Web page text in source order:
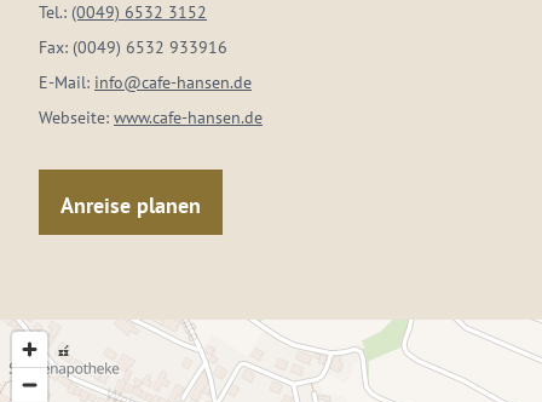
Tel.: (0049) 6532 3152
Fax: (0049) 6532 933916
E-Mail: info@cafe-hansen.de
Webseite: www.cafe-hansen.de
Anreise planen